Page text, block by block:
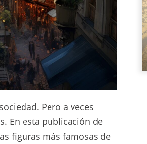
Pero a veces
En esta publicación de
figuras más famosas de